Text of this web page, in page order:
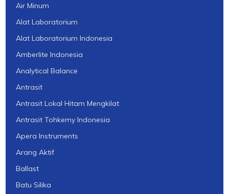
Air Minum
Alat Laboratorium
Alat Laboratorium Indonesia
Amberlite Indonesia
Analytical Balance
Antrasit
Antrasit Lokal Hitam Mengkilat
Antrasit Tohkemy Indonesia
Apera Instruments
Arang Aktif
Ballast
Batu Silika